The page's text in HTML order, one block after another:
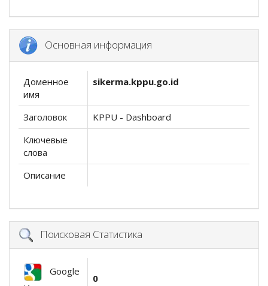
Основная информация
Доменное
имя
sikerma.kppu.go.id
Заголовок
KPPU - Dashboard
Ключевые
слова
Описание
Поисковая Статистика
Google
0